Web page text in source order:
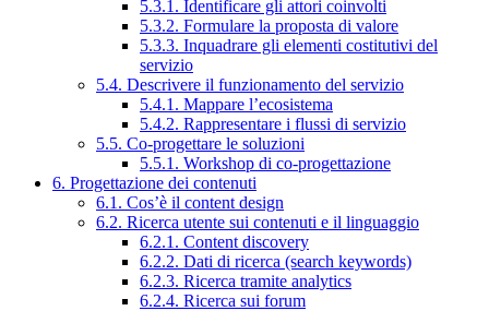
5.3.1. Identificare gli attori coinvolti
5.3.2. Formulare la proposta di valore
5.3.3. Inquadrare gli elementi costitutivi del
servizio
5.4. Descrivere il funzionamento del servizio
5.4.1. Mappare l’ecosistema
5.4.2. Rappresentare i flussi di servizio
5.5. Co-progettare le soluzioni
5.5.1. Workshop di co-progettazione
6. Progettazione dei contenuti
6.1. Cos’è il content design
6.2. Ricerca utente sui contenuti e il linguaggio
6.2.1. Content discovery
6.2.2. Dati di ricerca (search keywords)
6.2.3. Ricerca tramite analytics
6.2.4. Ricerca sui forum